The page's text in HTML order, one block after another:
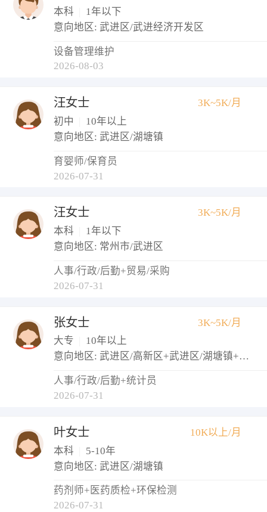
本科
1年以下
意向地区: 武进区/武进经济开发区
设备管理维护
2026-08-03
汪女士
3K~5K/月
初中
10年以上
意向地区: 武进区/湖塘镇
育婴师/保育员
2026-07-31
汪女士
3K~5K/月
本科
1年以下
意向地区: 常州市/武进区
人事/行政/后勤+贸易/采购
2026-07-31
张女士
3K~5K/月
大专
10年以上
意向地区: 武进区/高新区+武进区/湖塘镇+武进区/西太湖生态休闲区
人事/行政/后勤+统计员
2026-07-31
叶女士
10K以上/月
本科
5-10年
意向地区: 武进区/湖塘镇
药剂师+医药质检+环保检测
2026-07-31